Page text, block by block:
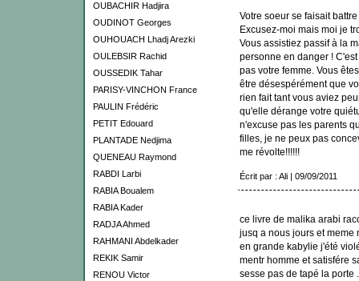
OUBACHIR Hadjira
OUDINOT Georges
OUHOUACH Lhadj Arezki
OULEBSIR Rachid
OUSSEDIK Tahar
PARISY-VINCHON France
PAULIN Frédéric
PETIT Edouard
PLANTADE Nedjima
QUENEAU Raymond
RABDI Larbi
RABIA Boualem
RABIA Kader
RADJA Ahmed
RAHMANI Abdelkader
REKIK Samir
RENOU Victor
Votre soeur se faisait
Excusez-moi mais moi je
Vous assistiez passif à la
personne en danger !
pas votre femme. Vous
être désespérément que
rien fait tant vous aviez
qu'elle dérange votre
n'excuse pas les parents
filles, je ne peux pas
me révolte!!!!!!
Écrit par : Ali | 09/09/2011
ce livre de malika arabi
jusq a nous jours et meme
en grande kabylie j'été
mentr homme et satisfére
sesse pas de tapé la porte